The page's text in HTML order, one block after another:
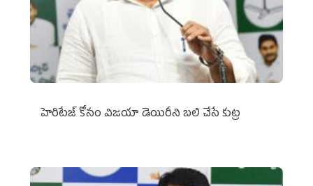
హెరిటేజ్ కోసం విజయా డెయిరీని బలి చేసే కుట్ర‌